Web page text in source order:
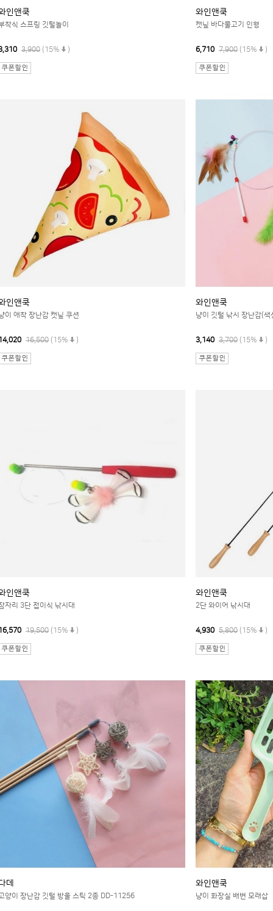
인앤쿡
착식 스프링 깃털놀이
3,900 (15% )
와인앤쿡
캣닢 바다물고기 인형
6,710 7,900 (15% )
인앤쿡
이 애착 장난감 캣닢 쿠션
16,500 (15% )
와인앤쿡
냥이 깃털 낚시 장난감(색
3,140 3,700 (15% )
인앤쿡
자리 3단 접이식 낚시대
19,500 (15% )
와인앤쿡
2단 와이어 낚시대
4,930 5,800 (15% )
데
양이 장난감 깃털 방울 스틱 2종 DD-11256
와인앤쿡
냥이 화장실 배변 모래삽